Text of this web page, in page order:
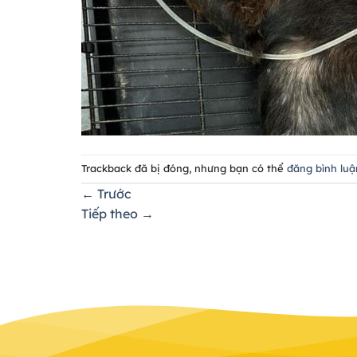
Trackback đã bị đóng, nhưng bạn có thể đăng bình
← Trước
Tiếp theo →